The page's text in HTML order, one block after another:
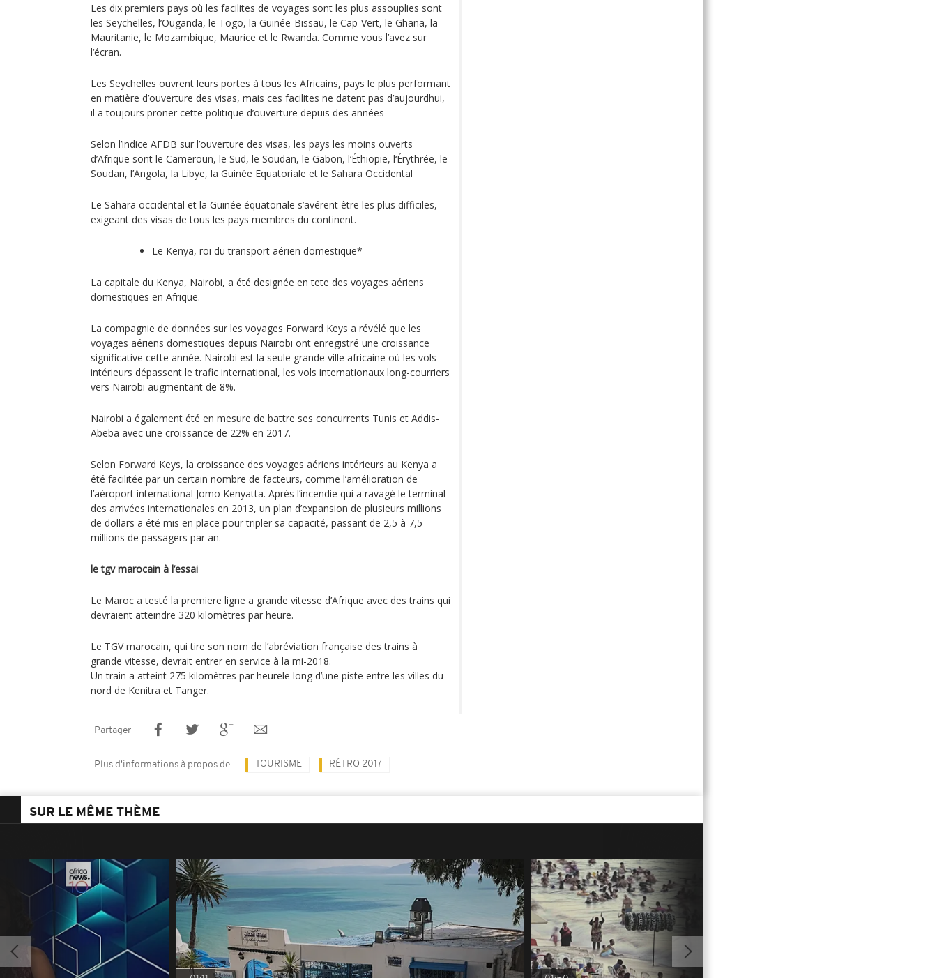
Les dix premiers pays où les facilites de voyages sont les plus assouplies sont
les Seychelles, l’Ouganda, le Togo, la Guinée-Bissau, le Cap-Vert, le Ghana, la
Mauritanie, le Mozambique, Maurice et le Rwanda. Comme vous l’avez sur
l‘écran.
Les Seychelles ouvrent leurs portes à tous les Africains, pays le plus performant
en matière d’ouverture des visas, mais ces facilites ne datent pas d’aujourdhui,
il a toujours proner cette politique d’ouverture depuis des années
Selon l’indice AFDB sur l’ouverture des visas, les pays les moins ouverts
d’Afrique sont le Cameroun, le Sud, le Soudan, le Gabon, l‘Éthiopie, l‘Érythrée, le
Soudan, l’Angola, la Libye, la Guinée Equatoriale et le Sahara Occidental
Le Sahara occidental et la Guinée équatoriale s’avérent être les plus difficiles,
exigeant des visas de tous les pays membres du continent.
Le Kenya, roi du transport aérien domestique*
La capitale du Kenya, Nairobi, a été designée en tete des voyages aériens
domestiques en Afrique.
La compagnie de données sur les voyages Forward Keys a révélé que les
voyages aériens domestiques depuis Nairobi ont enregistré une croissance
significative cette année. Nairobi est la seule grande ville africaine où les vols
intérieurs dépassent le trafic international, les vols internationaux long-courriers
vers Nairobi augmentant de 8%.
Nairobi a également été en mesure de battre ses concurrents Tunis et Addis-
Abeba avec une croissance de 22% en 2017.
Selon Forward Keys, la croissance des voyages aériens intérieurs au Kenya a
été facilitée par un certain nombre de facteurs, comme l’amélioration de
l’aéroport international Jomo Kenyatta. Après l’incendie qui a ravagé le terminal
des arrivées internationales en 2013, un plan d’expansion de plusieurs millions
de dollars a été mis en place pour tripler sa capacité, passant de 2,5 à 7,5
millions de passagers par an.
le tgv marocain à l’essai
Le Maroc a testé la premiere ligne a grande vitesse d’Afrique avec des trains qui
devraient atteindre 320 kilomètres par heure.
Le TGV marocain, qui tire son nom de l’abréviation française des trains à
grande vitesse, devrait entrer en service à la mi-2018.
Un train a atteint 275 kilomètres par heurele long d’une piste entre les villes du
nord de Kenitra et Tanger.
Partager
Plus d'informations à propos de TOURISME RÉTRO 2017
SUR LE MÊME THÈME